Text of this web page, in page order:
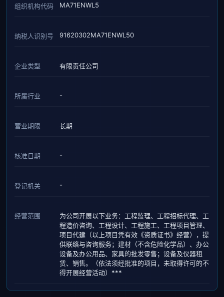
组织机构代码 MA71ENWL5
纳税人识别号 91620302MA71ENWL50
企业类型 有限责任公司
所属行业 -
营业期限 长期
核准日期 -
登记机关 -
经营范围
为公司开展以下业务：工程监理、工程招标代理、工
程造价咨询、工程设计、工程施工、工程项目管理、
项目代建（以上项目凭有效《资质证书》经营），提
供联络与咨询服务；建材（不含危险化学品）、办公
设备及办公用品、家具的批发零售；设备及仪器租
赁、销售。（依法须经批准的项目，未取得许可的不
得开展经营活动）***